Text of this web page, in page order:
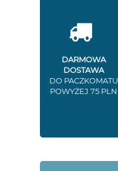
DARMOWA
DOSTAWA
DO PACZKOMATU
POWYŻEJ 75 PLN